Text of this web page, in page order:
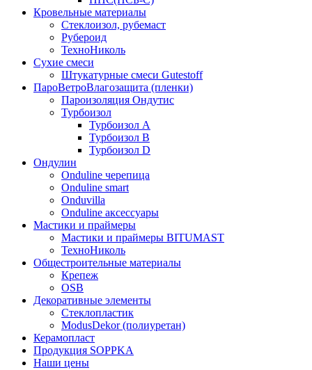
Кровельные материалы
Стеклоизол, рубемаст
Рубероид
ТехноНиколь
Сухие смеси
Штукатурные смеси Gutestoff
ПароВетроВлагозащита (пленки)
Пароизоляция Ондутис
Турбоизол
Турбоизол А
Турбоизол B
Турбоизол D
Ондулин
Onduline черепица
Onduline smart
Onduvilla
Onduline аксессуары
Мастики и праймеры
Мастики и праймеры BITUMAST
ТехноНиколь
Общестроительные материалы
Крепеж
OSB
Декоративные элементы
Стеклопластик
ModusDekor (полиуретан)
Керамопласт
Продукция SOPPKA
Наши цены